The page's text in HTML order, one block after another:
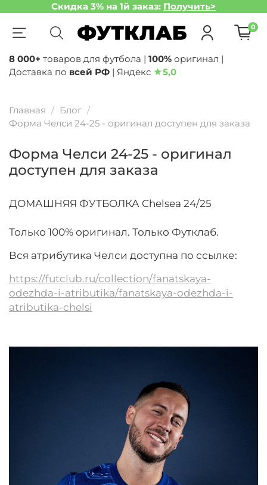
Скидка 3% на 1й заказ: Получить>
0
8 000+ товаров для футбола | 100% оригинал |
Доставка по всей РФ | Яндекс ★5,0
Главная
Блог
Форма Челси 24-25 - оригинал доступен для заказа
Форма Челси 24-25 - оригинал
доступен для заказа
ДОМАШНЯЯ ФУТБОЛКА Chelsea 24/25
Только 100% оригинал. Только Футклаб.
Вся атрибутика Челси доступна по ссылке:
https://futclub.ru/collection/fanatskaya-
odezhda-i-atributika/fanatskaya-odezhda-i-
atributika-chelsi